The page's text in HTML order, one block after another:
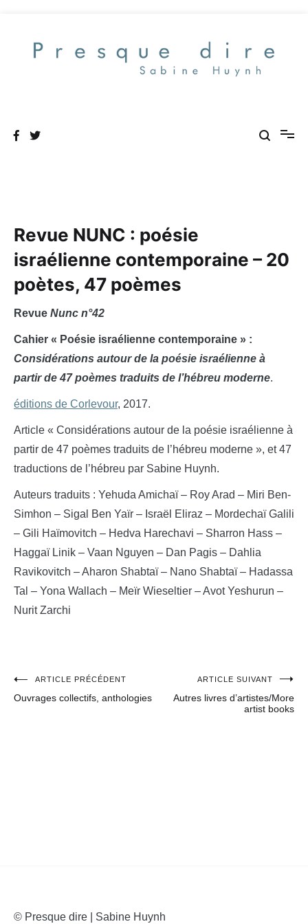
contenu
Revue NUNC : poésie
israélienne contemporaine – 20
poètes, 47 poèmes
Revue Nunc n°42
Cahier « Poésie israélienne contemporaine » :
Considérations autour de la poésie israélienne à
partir de 47 poèmes traduits de l’hébreu moderne.
éditions de Corlevour, 2017.
Article « Considérations autour de la poésie israélienne à
partir de 47 poèmes traduits de l’hébreu moderne », et 47
traductions de l’hébreu par Sabine Huynh.
Auteurs traduits : Yehuda Amichaï – Roy Arad – Miri Ben-
Simhon – Sigal Ben Yaïr – Israël Eliraz – Mordechaï Galili
– Gili Haïmovitch – Hedva Harechavi – Sharron Hass –
Haggaï Linik – Vaan Nguyen – Dan Pagis – Dahlia
Ravikovitch – Aharon Shabtaï – Nano Shabtaï – Hadassa
Tal – Yona Wallach – Meïr Wieseltier – Avot Yeshurun –
Nurit Zarchi
Navigation
ARTICLE PRÉCÉDENT
Ouvrages collectifs, anthologies
ARTICLE SUIVANT
Autres livres d’artistes/More
artist books
© Presque dire | Sabine Huynh